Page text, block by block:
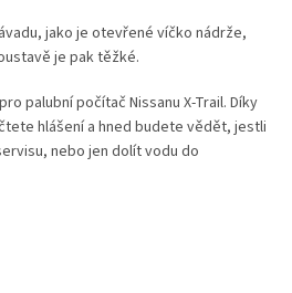
jako je otevřené víčko nádrže,
je pak těžké.
palubní počítač Nissanu X-Trail. Díky
hlášení a hned budete vědět, jestli
nebo jen dolít vodu do